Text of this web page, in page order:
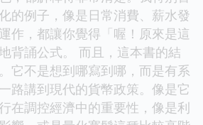
的例子，像是日常消費、薪水發
作，都讓你覺得「喔！原來是這
背誦公式。 而且，這本書的結
它不是想到哪寫到哪，而是有系
路講到現代的貨幣政策。像是它
在調控經濟中的重要性，像是利